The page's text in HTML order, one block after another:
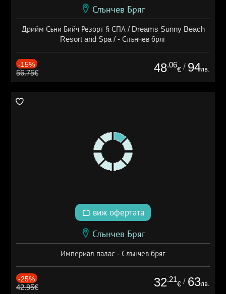
Слънчев Бряг
Дрийм Съни Бийч Резорт § СПА / Dreams Sunny Beach
Resort and Spa / - Слънчев бряг
-15%
56.75€ 48.06
€ / 94лв.
виж офертата
Слънчев Бряг
Империал палас - Слънчев бряг
-25%
42.95€ 32.21
€ / 63лв.